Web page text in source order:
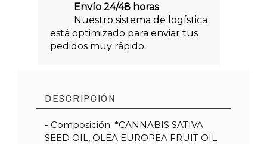
Envío 24/48 horas
Nuestro sistema de logística
está optimizado para enviar tus
pedidos muy rápido.
DESCRIPCIÓN
- Composición: *CANNABIS SATIVA
SEED OIL, OLEA EUROPEA FRUIT OIL